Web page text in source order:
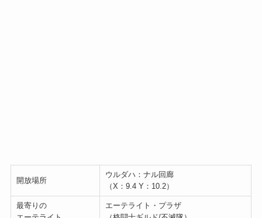
開放場所
ウルダハ：ナル回廊
（X：9.4 Y：10.2）
最寄りの
エーテライト・プラザ